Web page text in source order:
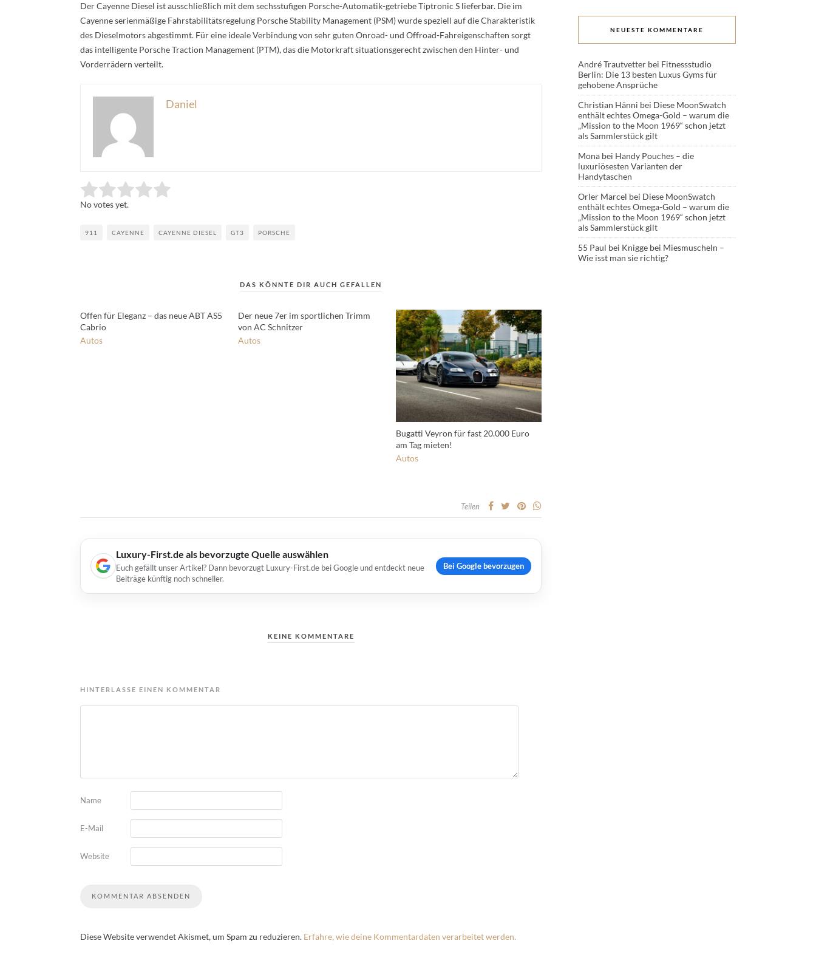
Der Cayenne Diesel ist ausschließlich mit dem sechsstufigen Porsche-Automatik-getriebe Tiptronic S lieferbar. Die im
Cayenne serienmäßige Fahrstabilitätsregelung Porsche Stability Management (PSM) wurde speziell auf die Charakteristik
des Dieselmotors abgestimmt. Für eine ideale Verbindung von sehr guten Onroad- und Offroad-Fahreigenschaften sorgt
das intelligente Porsche Traction Management (PTM), das die Motorkraft situationsgerecht zwischen den Hinter- und
Vorderrädern verteilt.
Daniel
Rate this item: Submit Rating
No votes yet.
911 CAYENNE CAYENNE DIESEL GT3 PORSCHE
DAS KÖNNTE DIR AUCH GEFALLEN
Offen für Eleganz – das neue ABT AS5
Cabrio
Autos
Der neue 7er im sportlichen Trimm
von AC Schnitzer
Autos
Bugatti Veyron für fast 20.000 Euro
am Tag mieten!
Autos
Teilen
Luxury-First.de als bevorzugte Quelle auswählen
Euch gefällt unser Artikel? Dann bevorzugt Luxury-First.de bei Google und entdeckt neue
Beiträge künftig noch schneller.
Bei Google bevorzugen
KEINE KOMMENTARE
HINTERLASSE EINEN KOMMENTAR
Name
E-Mail
Website
Diese Website verwendet Akismet, um Spam zu reduzieren. Erfahre, wie deine Kommentardaten verarbeitet werden.
NEUESTE KOMMENTARE
André Trautvetter bei Fitnessstudio
Berlin: Die 13 besten Luxus Gyms für
gehobene Ansprüche
Christian Hänni bei Diese MoonSwatch
enthält echtes Omega-Gold – warum die
„Mission to the Moon 1969“ schon jetzt
als Sammlerstück gilt
Mona bei Handy Pouches – die
luxuriösesten Varianten der
Handytaschen
Orler Marcel bei Diese MoonSwatch
enthält echtes Omega-Gold – warum die
„Mission to the Moon 1969“ schon jetzt
als Sammlerstück gilt
55 Paul bei Knigge bei Miesmuscheln –
Wie isst man sie richtig?